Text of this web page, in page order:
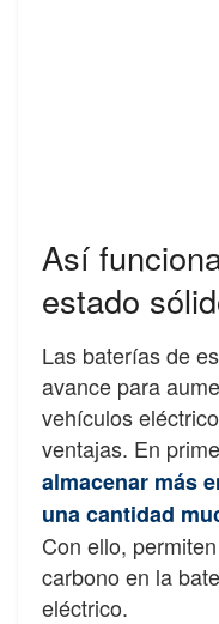
Así
estado
Las baterías de
avance para
vehículos
ventajas. En
almacenar más
una cantidad
Con ello,
carbono en la
eléctrico.